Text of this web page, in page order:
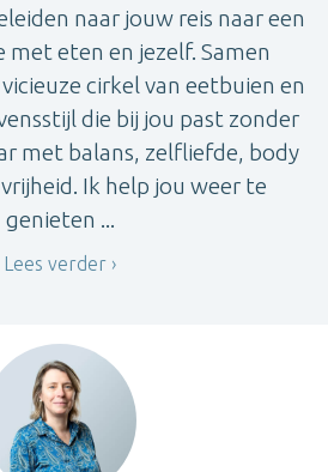
naar jouw reis naar een
met eten en jezelf. Samen
cirkel van eetbuien en
die bij jou past zonder
met balans, zelfliefde, body
Ik help jou weer te
genieten ...
Lees verder